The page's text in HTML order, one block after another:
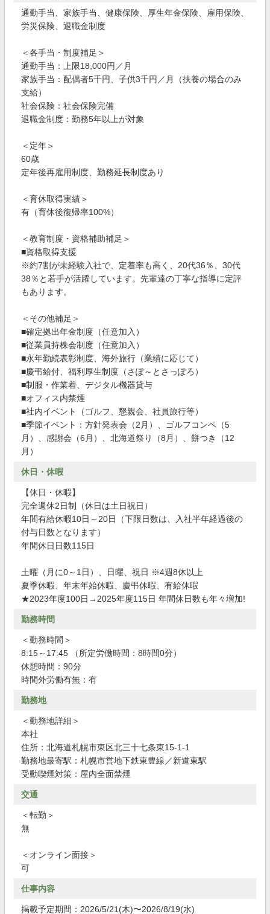
通勤手当、家族手当、健康保険、厚生年金保険、雇用保険、
労災保険、退職金制度
＜各手当・制度補足＞
通勤手当：上限18,000円／月
家族手当：配偶者5千円、子供3千円／月（扶養の場合のみ
支給）
社会保険：社会保険完備
退職金制度：勤務5年以上が対象
＜定年＞
60歳
定年後再雇用制度、勤務延長制度あり
＜育休取得実績＞
有（育休後復帰率100%）
＜教育制度・資格補助補足＞
■資格取得支援
※約7割が未経験入社で、定着率も高く、20代36％、30代
38％と若手が活躍しています。先輩達の丁寧な指導に定評
もあります。
＜その他補足＞
■確定拠出年金制度（任意加入）
■従業員持株会制度（任意加入）
■永年勤続表彰制度、海外旅行（業績に応じて）
■慶弔給付、福利厚生制度（さぽ～とさっぽろ）
■制服・作業着、デジタル機器貸与
■オフィス内禁煙
■社内イベント（ゴルフ、懇親会、社員旅行等）
■季節イベント：方針発表会（2月）、ゴルフコンペ（5
月）、感謝会（6月）、北海道祭り（8月）、餅つき（12
月）
休日・休暇
【休日・休暇】
完全週休2日制（休日は土日祝日）
年間有給休暇10日～20日（下限日数は、入社半年経過後の
付与日数となります）
年間休日日数115日
土曜（月に0～1日）、日曜、祝日 ※4週8休以上
夏季休暇、年末年始休暇、慶弔休暇、有給休暇
★2023年度100日→2025年度115日 年間休日数も年々増加!
勤務時間
＜勤務時間＞
8:15～17:45 （所定労働時間：8時間0分）
休憩時間：90分
時間外労働有無：有
勤務地
＜勤務地詳細＞
本社
住所：北海道札幌市東区北三十七条東15-1-1
勤務地最寄駅：札幌市営地下鉄東豊線／新道東駅
受動喫煙対策：屋内全面禁煙
交通
＜転勤＞
無
＜オンライン面接＞
可
仕事内容
掲載予定期間：2026/5/21(木)〜2026/8/19(水)